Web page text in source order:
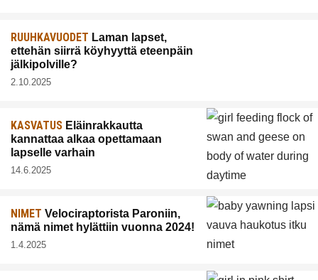
RUUHKAVUODET Laman lapset,
ettehän siirrä köyhyyttä eteenpäin
jälkipolville?
2.10.2025
KASVATUS Eläinrakkautta
kannattaa alkaa opettamaan
lapselle varhain
14.6.2025
NIMET Velociraptorista Paroniin,
nämä nimet hylättiin vuonna 2024!
1.4.2025